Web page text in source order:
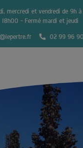
mercredi et vendredi de 9h
18h00 – Fermé mardi et jeudi
02 99 96